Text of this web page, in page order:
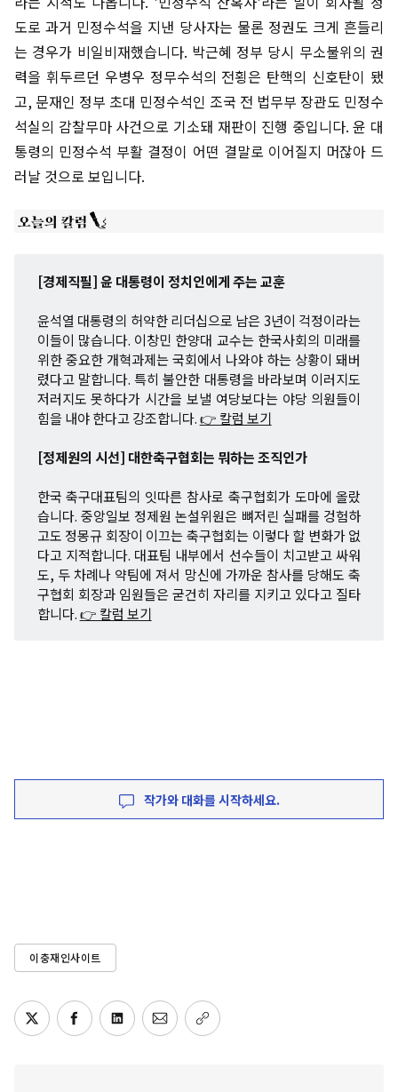
도로 과거 민정수석을 지낸 당사자는 물론 정권도 크게 흔들리
는 경우가 비일비재했습니다. 박근혜 정부 당시 무소불위의 권
력을 휘두르던 우병우 정무수석의 전횡은 탄핵의 신호탄이 됐
고, 문재인 정부 초대 민정수석인 조국 전 법무부 장관도 민정수
석실의 감찰무마 사건으로 기소돼 재판이 진행 중입니다. 윤 대
통령의 민정수석 부활 결정이 어떤 결말로 이어질지 머잖아 드
러날 것으로 보입니다.
[경제직필] 윤 대통령이 정치인에게 주는 교훈
윤석열 대통령의 허약한 리더십으로 남은 3년이 걱정이라는
이들이 많습니다. 이창민 한양대 교수는 한국사회의 미래를
위한 중요한 개혁과제는 국회에서 나와야 하는 상황이 돼버
렸다고 말합니다. 특히 불안한 대통령을 바라보며 이러지도
저러지도 못하다가 시간을 보낼 여당보다는 야당 의원들이
힘을 내야 한다고 강조합니다.👉 칼럼 보기
[정제원의 시선] 대한축구협회는 뭐하는 조직인가
한국 축구대표팀의 잇따른 참사로 축구협회가 도마에 올랐
습니다. 중앙일보 정제원 논설위원은 뼈저린 실패를 겅험하
고도 정몽규 회장이 이끄는 축구협회는 이렇다 할 변화가 없
다고 지적합니다. 대표팀 내부에서 선수들이 치고받고 싸워
도, 두 차례나 약팀에 져서 망신에 가까운 참사를 당해도 축
구협회 회장과 임원들은 굳건히 자리를 지키고 있다고 질타
합니다.👉 칼럼 보기
작가와 대화를 시작하세요.
이충재인사이트